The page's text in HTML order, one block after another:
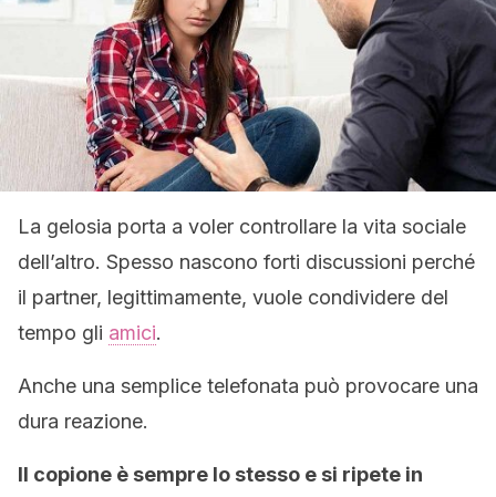
La gelosia porta a voler controllare la vita sociale
dell’altro. Spesso nascono forti discussioni perché
il partner, legittimamente, vuole condividere del
tempo gli amici.
Anche una semplice telefonata può provocare una
dura reazione.
Il copione è sempre lo stesso e si ripete in